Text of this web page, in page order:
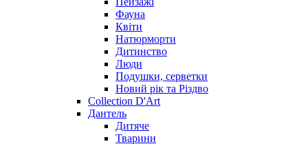
Фауна
Квіти
Натюрморти
Дитинство
Люди
Подушки, серветки
Новий рік та Різдво
Collection D'Art
Дантель
Дитяче
Тварини